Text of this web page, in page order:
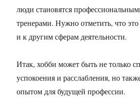
люди становятся
тренерами. Нужно отметить, что
и к другим сферам деятельности.
Итак, хобби может быть не только
успокоения и расслабления, но
опытом для будущей профессии.